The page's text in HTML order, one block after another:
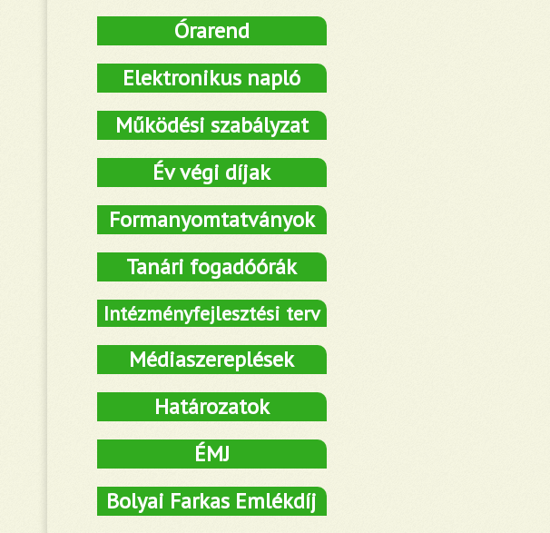
Órarend
Elektronikus napló
Működési szabályzat
Év végi díjak
Formanyomtatványok
Tanári fogadóórák
Intézményfejlesztési terv
Médiaszereplések
Határozatok
ÉMJ
Bolyai Farkas Emlékdíj